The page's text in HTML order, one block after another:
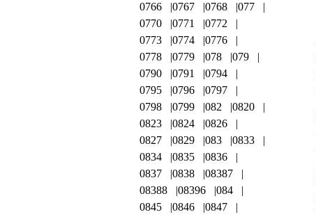
0766
0767 0768
077
0770
0771
0772
0773
0774
0776
0778
0779 078
079
0790
0791
0794
0795
0796
0797
0798
0799 082
0820
0823
0824
0826
0827
0829 083
0833
0834
0835
0836
0837
0838
08387
08388
08396
084
0845
0846
0847